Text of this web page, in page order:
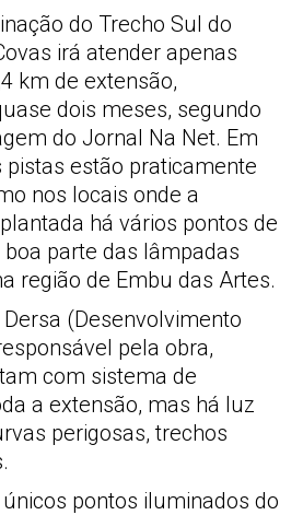
do Trecho Sul do
irá atender apenas
km de extensão,
dois meses, segundo
do Jornal Na Net. Em
pistas estão praticamente
nos locais onde a
há vários pontos de
parte das lâmpadas
região de Embu das Artes.
(Desenvolvimento
pela obra,
com sistema de
a extensão, mas há luz
perigosas, trechos
pontos iluminados do